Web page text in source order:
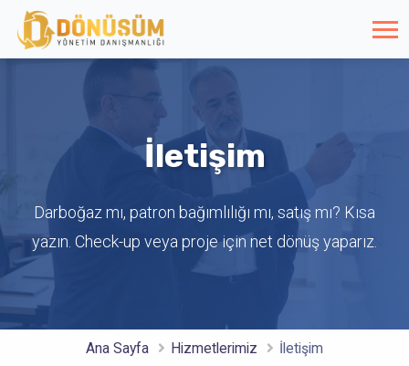
İletişim
Darboğaz mı, patron bağımlılığı mı, satış mı? Kısa
yazın. Check-up veya proje için net dönüş yaparız.
Ana Sayfa Hizmetlerimiz İletişim